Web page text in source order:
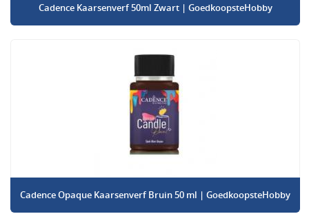
Cadence Kaarsenverf 50ml Zwart | GoedkoopsteHobby
Cadence Opaque Kaarsenverf Bruin 50 ml | GoedkoopsteHobby